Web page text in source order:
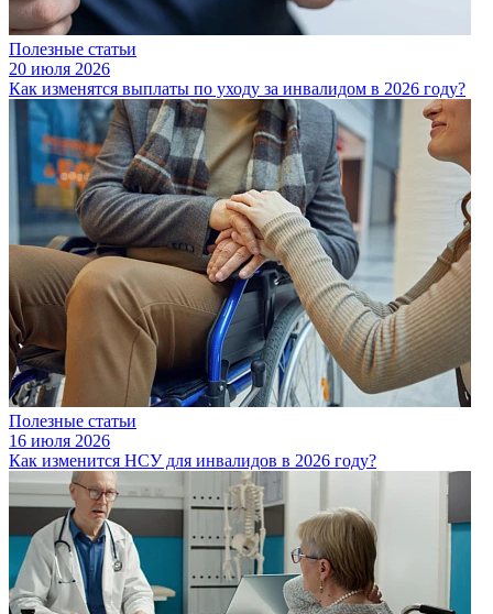
Полезные статьи
20 июля 2026
Как изменятся выплаты по уходу за инвалидом в 2026 году?
Полезные статьи
16 июля 2026
Как изменится НСУ для инвалидов в 2026 году?